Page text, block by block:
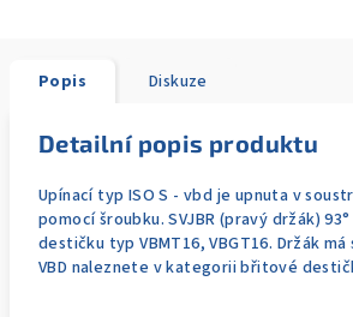
Popis Diskuze
Detailní popis produktu
Upínací typ ISO S - vbd je upnuta v
pomocí šroubku. SVJBR (pravý držák)
destičku typ VBMT16, VBGT16. Držák
VBD naleznete v kategorii břitové